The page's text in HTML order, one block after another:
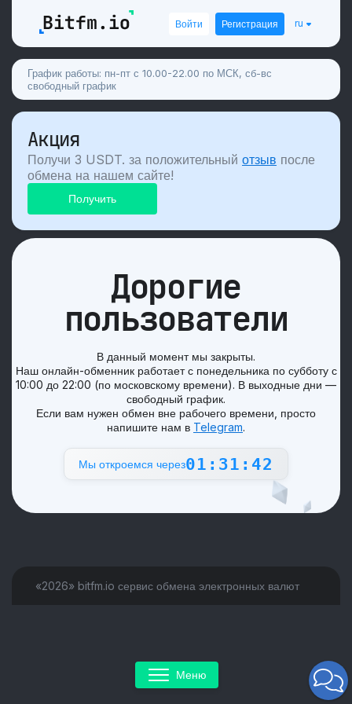
Войти Регистрация ru
График работы: пн-пт с 10.00-22.00 по МСК, сб-вс
свободный график
Акция
Получи 3 USDT. за положительный отзыв после
обмена на нашем сайте!
Дорогие
пользователи
В данный момент мы закрыты.
Наш онлайн-обменник работает с понедельника по субботу с
10:00 до 22:00 (по московскому времени). В выходные дни —
свободный график.
Если вам нужен обмен вне рабочего времени, просто
напишите нам в Telegram.
Мы откроемся через01:31:42
«2026» bitfm.io сервис обмена электронных валют
Меню